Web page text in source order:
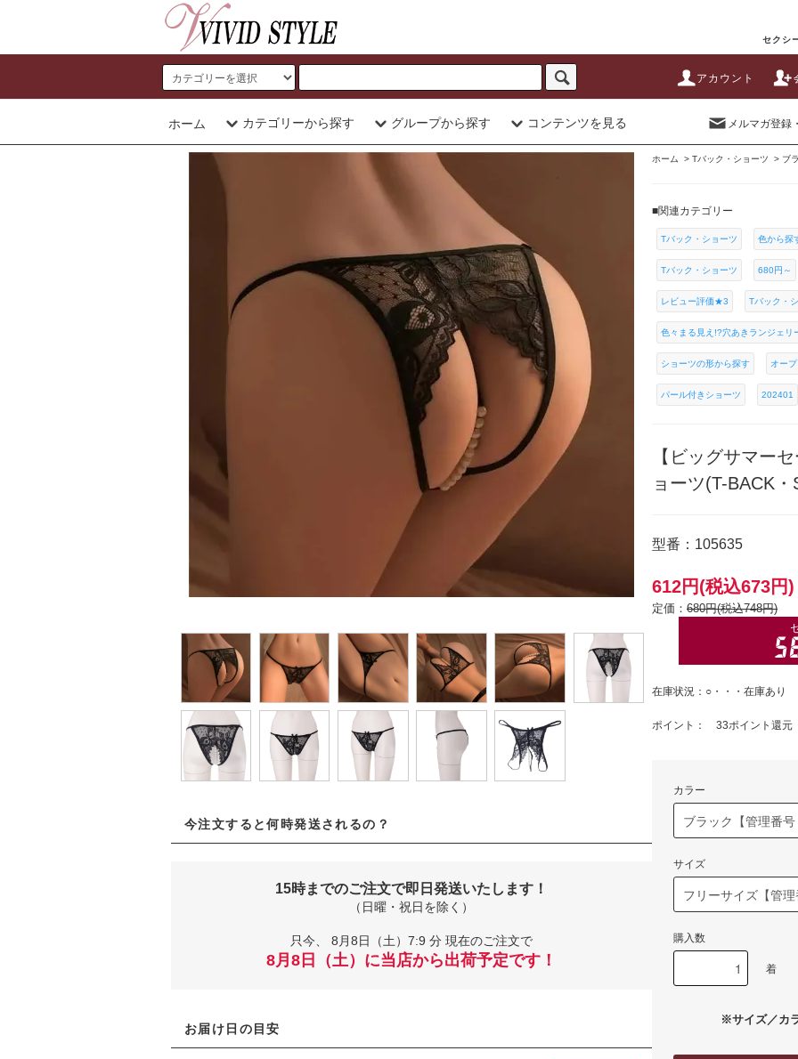
セクシ
アカウント
ホーム カテゴリーから探す グループから探す コンテンツを見る メルマガ登録
今注文すると何時発送されるの？
15時までのご注文で即日発送いたします！
（日曜・祝日を除く）
只今、 8月8日（土）7:9 分 現在のご注文で
8月8日（土）に当店から出荷予定です！
お届け日の目安
ホーム > Tバック・ショーツ > ブ
■関連カテゴリー
Tバック・ショーツ 色から探
Tバック・ショーツ 680円～
レビュー評価★3 Tバック・
色々まる見え!?穴あきランジェリ
ショーツの形から探す オー
パール付きショーツ 202401
【ビッグサマー
ョーツ(T-BACK
型番：105635
612円(税込673円)
定価： 680円(税込748円)
在庫状況：○・・・在庫あり
ポイント： 33ポイント還元
カラー
サイズ
購入数
着
※サイズ／カ